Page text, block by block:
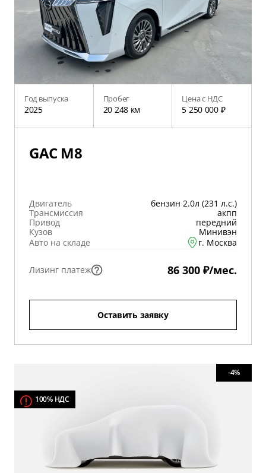
Год выпуска
2025
Пробег
20 248 км
Цена с НДС
5 250 000 ₽
GAC M8
Двигатель
бензин 2.0л (231 л.с.)
Трансмиссия
акпп
Привод
передний
Кузов
Минивэн
Авто на складе
г. Москва
Лизинг платеж 86 300 ₽/мес.
Оставить заявку
100% НДС
-4%